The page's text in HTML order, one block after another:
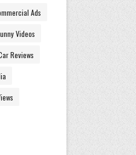
Ads
Videos
Reviews